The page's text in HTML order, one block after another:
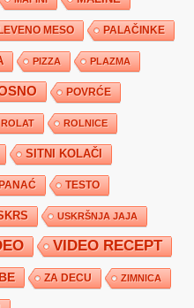
MESO PALAČINKE
PIZZA PLAZMA
POVRĆE
ROLAT ROLNICE
SITNI KOLAČI
TESTO
USKRŠNJA JAJA
VIDEO RECEPT
ZA DECU ZIMNICA